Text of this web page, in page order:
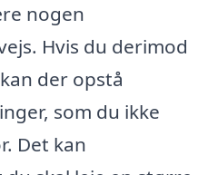
nogen
Hvis du derimod
der opstå
som du ikke
Det kan